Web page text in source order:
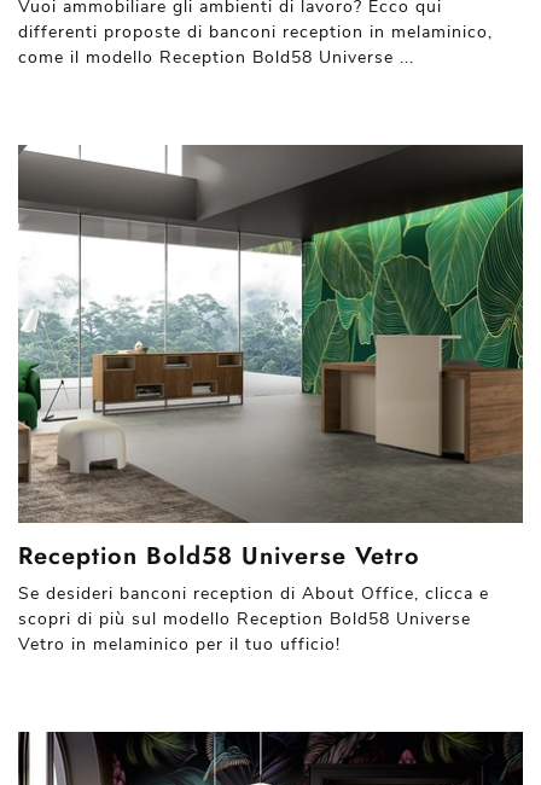
Vuoi ammobiliare gli ambienti di lavoro? Ecco qui
differenti proposte di banconi reception in melaminico,
come il modello Reception Bold58 Universe ...
Reception Bold58 Universe Vetro
Se desideri banconi reception di About Office, clicca e
scopri di più sul modello Reception Bold58 Universe
Vetro in melaminico per il tuo ufficio!